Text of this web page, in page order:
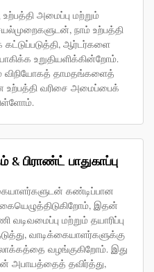
உற்பத்தி அமைப்பு மற்றும்
நாம் உற்பத்தி
ஆர்டர்களை
உறுதியளிக்கின்றோம்.
விநியோகத் தாமதங்களைத்
உற்பத்தி வரிசை அமைப்பைக்
பிராண்ட் பாதுகாப்பு
கண்டிப்பான
இதன்
மற்றும் தயாரிப்பு
வாடிக்கையாளர்களுக்கு
வழங்குகிறோம். இது
அபாயத்தைத் தவிர்த்து,